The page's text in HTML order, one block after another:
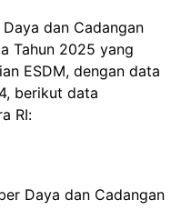
dan Cadangan
Tahun 2025 yang
ESDM, dengan data
berikut data
RI:
Daya dan Cadangan